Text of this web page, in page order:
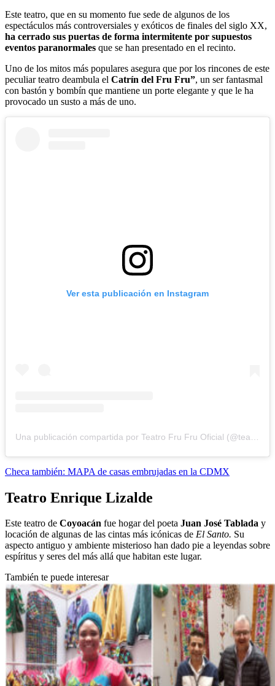
Este teatro, que en su momento fue sede de algunos de los
espectáculos más controversiales y exóticos de finales del siglo XX,
ha cerrado sus puertas de forma intermitente por supuestos
eventos paranormales que se han presentado en el recinto.
Uno de los mitos más populares asegura que por los rincones de este
peculiar teatro deambula el Catrín del Fru Fru”, un ser fantasmal
con bastón y bombín que mantiene un porte elegante y que le ha
provocado un susto a más de uno.
Ver esta publicación en Instagram
Checa también: MAPA de casas embrujadas en la CDMX
Teatro Enrique Lizalde
Este teatro de Coyoacán fue hogar del poeta Juan José Tablada y
locación de algunas de las cintas más icónicas de El Santo. Su
aspecto antiguo y ambiente misterioso han dado pie a leyendas sobre
espíritus y seres del más allá que habitan este lugar.
También te puede interesar